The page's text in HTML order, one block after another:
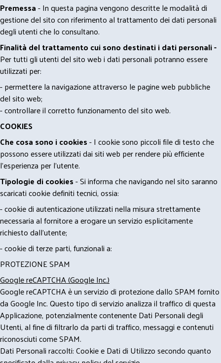
Premessa- In questa pagina vengono descritte le modalità di
gestione del sito con riferimento al trattamento dei dati personali
degli utenti che lo consultano.
Finalità del trattamento cui sono destinati i dati personali -
Per tutti gli utenti del sito web i dati personali potranno essere
utilizzati per:
- permettere la navigazione attraverso le pagine web pubbliche
del sito web;
- controllare il corretto funzionamento del sito web.
COOKIES
Che cosa sono i cookies- I cookie sono piccoli file di testo che
possono essere utilizzati dai siti web per rendere più efficiente
l'esperienza per l'utente.
Tipologie di cookies- Si informa che navigando nel sito saranno
scaricati cookie definiti tecnici, ossia:
- cookie di autenticazione utilizzati nella misura strettamente
necessaria al fornitore a erogare un servizio esplicitamente
richiesto dall'utente;
- cookie di terze parti, funzionali a:
PROTEZIONE SPAM
Google reCAPTCHA (Google Inc.)
Google reCAPTCHA è un servizio di protezione dallo SPAM fornito
da Google Inc. Questo tipo di servizio analizza il traffico di questa
Applicazione, potenzialmente contenente Dati Personali degli
Utenti, al fine di filtrarlo da parti di traffico, messaggi e contenuti
riconosciuti come SPAM.
Dati Personali raccolti: Cookie e Dati di Utilizzo secondo quanto